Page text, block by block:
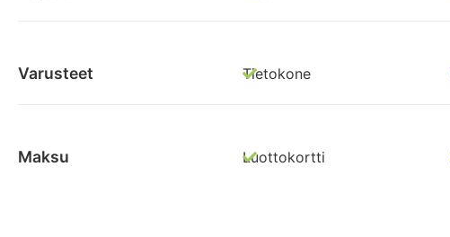
Varusteet Tietokone
Maksu Luottokortti